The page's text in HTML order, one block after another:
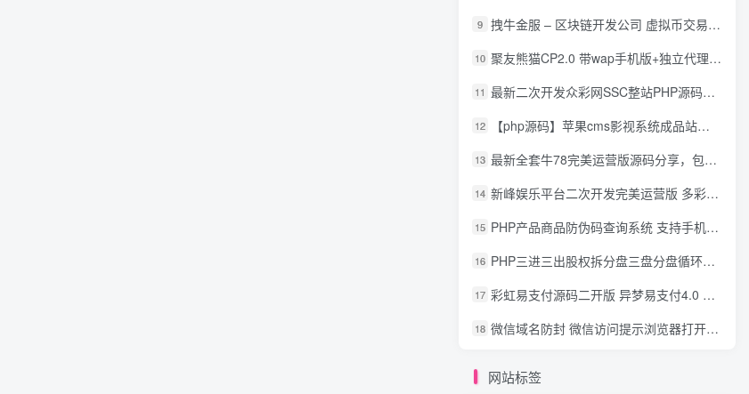
9 拽牛金服 – 区块链开发公司 虚拟币交易系统 虚拟币交易平台开发 虚拟币ico众
10 聚友熊猫CP2.0 带wap手机版+独立代理后台+整站打包全开源
11 最新二次开发众彩网SSC整站PHP源码+WAP手机版+KJ采集器+集成云端在线充值
12 【php源码】苹果cms影视系统成品站打包+电影先生6.1.1模板优化版+15W+数据
13 最新全套牛78完美运营版源码分享，包含了资源组件+脚本程序
14 新峰娱乐平台二次开发完美运营版 多彩种多玩法 代理分红+积分兑换
15 PHP产品商品防伪码查询系统 支持手机防假验证网站建设 防伪码自动生成 批量导入
16 PHP三进三出股权拆分盘三盘分盘循环拆分系统源码
17 彩虹易支付源码二开版 异梦易支付4.0 可对接官方/易支付/码支付 去除后门 美化用户中心
18 微信域名防封 微信访问提示浏览器打开 非微信访问直接打开预防域名被封域名被封包换服务
网站标签